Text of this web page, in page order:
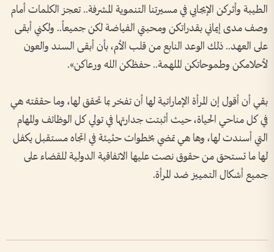
الطيبة وأثركن الإيجابي في مسيرتنا التنموية المشرفة.. تعجز الكلمات أمام
وصف مدى إيماني بقدراتكن ومحبتي الفياضة لكن جميعاً.. ولكني أبقى
على العهد.. ذلك الوعد النابع من قلب الأم، بأن أبقى السند والعون
لأحلامكن وطموحاتكن الملهمة.. حفظكن الله ورعاكن».
بقي أن أقول إن المرأة الإماراتية لها أن تفخر بما تحقق لها، وما حققته هي
في كل مناحي الحياة، حيث أثبتت جدارتها في تولي كل الوظائف والمهام
التي أسندت لها، وها هي تمضي بخطوات حثيثة في اتجاه مستقبل يكفل
لها ما تستحق من حقوق نصت عليها الاتفاقية الدولية للقضاء على
جميع أشكال التمييز ضد المرأة.